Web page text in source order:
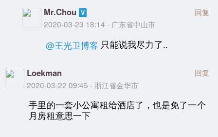
Mr.Chou
2020-03-23 18:14 - 广东省中山市
回复
@王光卫博客 只能说我尽力了..
Loekman
2020-03-22 09:45 - 浙江省金华市
回复
手里的一套小公寓租给酒店了，也是免了一个
月房租意思一下